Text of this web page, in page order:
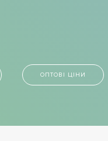
ОПТОВІ ЦІНИ